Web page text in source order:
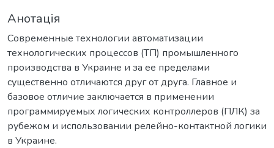
Анотація
Современные технологии автоматизации
технологических процессов (ТП) промышленного
производства в Украине и за ее пределами
существенно отличаются друг от друга. Главное и
базовое отличие заключается в применении
программируемых логических контроллеров (ПЛК) за
рубежом и использовании релейно-контактной логики
в Украине.